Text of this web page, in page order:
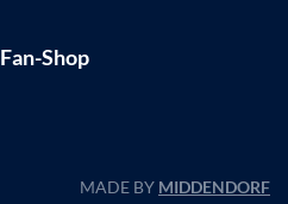
Fan-Shop
MADE BY MIDDENDORF